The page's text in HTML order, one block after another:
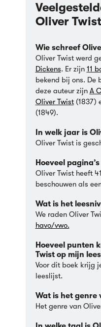
Oliver Twist
Wie schreef
Oliver Twist werd
Dickens. Er zijn 11
bekend bij ons. De
deze auteur zijn A
Oliver Twist(1837)
(1849).
In welk jaar is
Oliver Twist is
Hoeveel
Oliver Twist heeft
beschouwen als
Wat is het
We raden Oliver
havo/vwo.
Hoeveel punten
Twist op mijn
Voor dit boek krijg
leeslijst.
Wat is het genre
Het genre van